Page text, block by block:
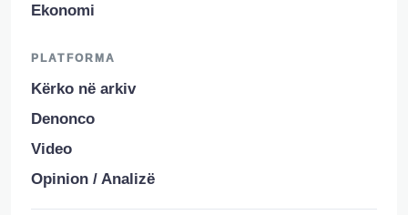
Ekonomi
PLATFORMA
Kërko në arkiv
Denonco
Video
Opinion / Analizë